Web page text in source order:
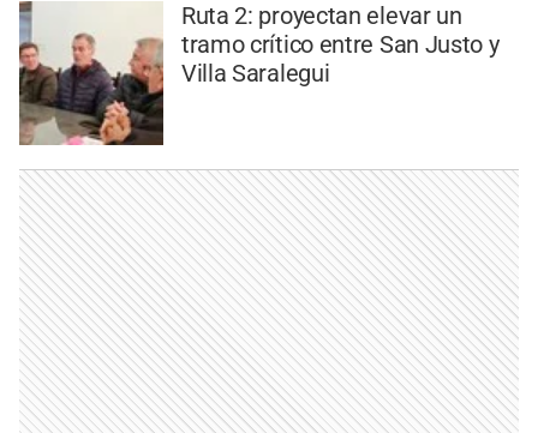
Ruta 2: proyectan elevar un
tramo crítico entre San Justo y
Villa Saralegui